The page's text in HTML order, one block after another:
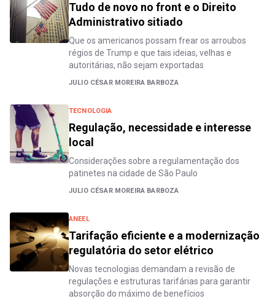
Tudo de novo no front e o Direito
Administrativo sitiado
Que os americanos possam frear os arroubos
régios de Trump e que tais ideias, velhas e
autoritárias, não sejam exportadas
JULIO CÉSAR MOREIRA BARBOZA
TECNOLOGIA
Regulação, necessidade e interesse
local
Considerações sobre a regulamentação dos
patinetes na cidade de São Paulo
JULIO CÉSAR MOREIRA BARBOZA
ANEEL
Tarifação eficiente e a modernização
regulatória do setor elétrico
Novas tecnologias demandam a revisão de
regulações e estruturas tarifárias para garantir
absorção do máximo de benefícios